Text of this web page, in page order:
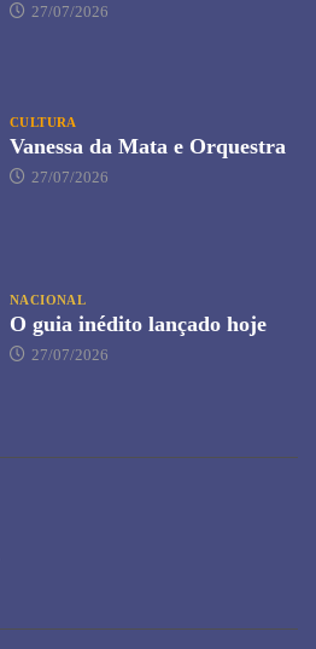
27/07/2026
CULTURA
Vanessa da Mata e Orquestra
27/07/2026
NACIONAL
O guia inédito lançado hoje
27/07/2026